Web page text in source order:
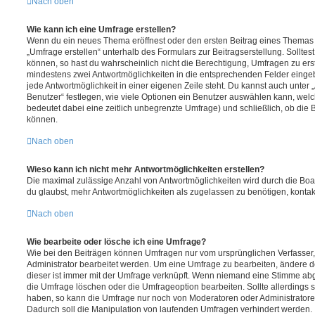
Wie kann ich eine Umfrage erstellen?
Wenn du ein neues Thema eröffnest oder den ersten Beitrag eines
„Umfrage erstellen“ unterhalb des Formulars zur Beitragserstellung.
können, so hast du wahrscheinlich nicht die Berechtigung, Umfragen zu
mindestens zwei Antwortmöglichkeiten in die entsprechenden Felder
jede Antwortmöglichkeit in einer eigenen Zeile steht. Du kannst auch unter
Benutzer“ festlegen, wie viele Optionen ein Benutzer auswählen kann,
bedeutet dabei eine zeitlich unbegrenzte Umfrage) und schließlich, ob die
können.
Nach oben
Wieso kann ich nicht mehr Antwortmöglichkeiten erstellen?
Die maximal zulässige Anzahl von Antwortmöglichkeiten wird durch die
du glaubst, mehr Antwortmöglichkeiten als zugelassen zu benötigen,
Nach oben
Wie bearbeite oder lösche ich eine Umfrage?
Wie bei den Beiträgen können Umfragen nur vom ursprünglichen
Administrator bearbeitet werden. Um eine Umfrage zu bearbeiten, ändere
dieser ist immer mit der Umfrage verknüpft. Wenn niemand eine Stimme
die Umfrage löschen oder die Umfrageoption bearbeiten. Sollte allerdings
haben, so kann die Umfrage nur noch von Moderatoren oder
Dadurch soll die Manipulation von laufenden Umfragen verhindert werden.